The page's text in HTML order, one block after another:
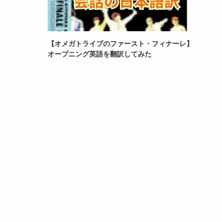
【オメガトライブのファースト・フィナーレ】
オープニング英語を翻訳してみた